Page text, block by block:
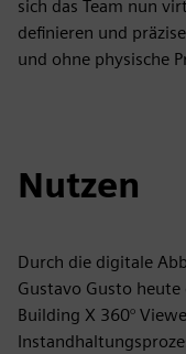
sich das Team nun
definieren und
und ohne physische
Nutzen
Durch die digitale
Gustavo Gusto
Building X 360°